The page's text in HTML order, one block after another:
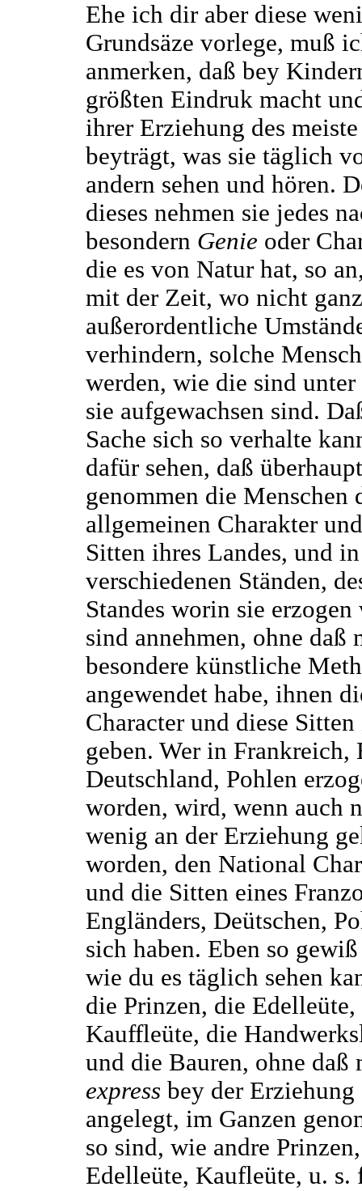
Ehe ich dir aber diese
Grundsäze vorlege, muß
anmerken, daß bey
größten Eindruk macht
ihrer Erziehung des meiste
beyträgt, was sie täglich
andern sehen und hören.
dieses nehmen sie jedes
besondern Genie oder
die es von Natur hat, so
mit der Zeit, wo nicht ganz
außerordentliche
verhindern, solche
werden, wie die sind unter
sie aufgewachsen sind.
Sache sich so verhalte
dafür sehen, daß überhaupt
genommen die Menschen
allgemeinen Charakter
Sitten ihres Landes, und in
verschiedenen Ständen,
Standes worin sie erzogen
sind annehmen, ohne daß
besondere künstliche
angewendet habe, ihnen
Character und diese Sitten
geben. Wer in Frankreich,
Deutschland, Pohlen
worden, wird, wenn auch
wenig an der Erziehung
worden, den National
und die Sitten eines
Engländers, Deütschen,
sich haben. Eben so
wie du es täglich sehen
die Prinzen, die Edelleüte,
Kauffleüte, die
und die Bauren, ohne daß
express bey der Erziehung
angelegt, im Ganzen
so sind, wie andre Prinzen,
Edelleüte, Kaufleüte, u. s.